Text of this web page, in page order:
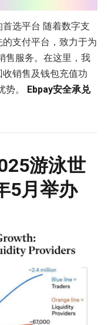
选平台 随着数字支
支付平台，致力于为
售服务。在这里，我
销售及钱包充值功
势。 Ebpay安全承兑
游泳世
5月举办